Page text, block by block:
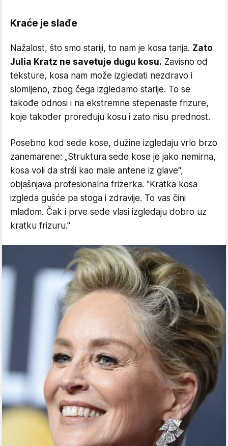
Kraće je slađe
Nažalost, što smo stariji, to nam je kosa tanja. Zato
Julia Kratz ne savetuje dugu kosu. Zavisno od
teksture, kosa nam može izgledati nezdravo i
slomljeno, zbog čega izgledamo starije. To se
takođe odnosi i na ekstremne stepenaste frizure,
koje također proređuju kosu i zato nisu prednost.
Posebno kod sede kose, dužine izgledaju vrlo brzo
zanemarene: „Struktura sede kose je jako nemirna,
kosa voli da strši kao male antene iz glave“,
objašnjava profesionalna frizerka. "Kratka kosa
izgleda gušće pa stoga i zdravije. To vas čini
mlađom. Čak i prve sede vlasi izgledaju dobro uz
kratku frizuru."